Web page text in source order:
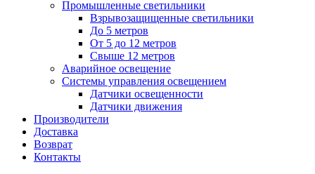
Промышленные светильники
Взрывозащищенные светильники
До 5 метров
От 5 до 12 метров
Свыше 12 метров
Аварийное освещение
Системы управления освещением
Датчики освещенности
Датчики движения
Производители
Доставка
Возврат
Контакты